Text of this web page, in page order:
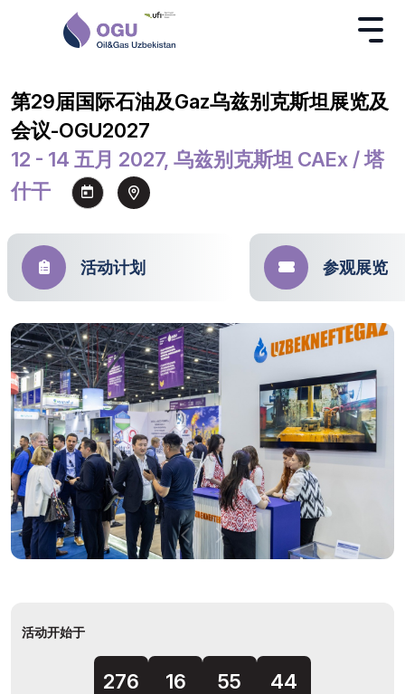
第29届国际石油及Gaz乌兹别克斯坦展览及
会议-OGU2027
12 - 14 五月 2027, 乌兹别克斯坦 CAEx / 塔
什干
活动计划 参观展览
活动开始于
276 16 55 43